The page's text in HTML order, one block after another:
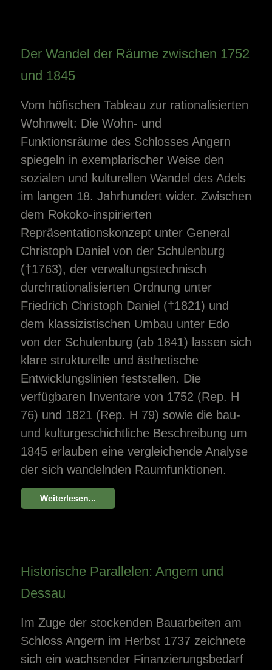
Der Wandel der Räume zwischen 1752
und 1845
Vom höfischen Tableau zur rationalisierten
Wohnwelt: Die Wohn- und
Funktionsräume des Schlosses Angern
spiegeln in exemplarischer Weise den
sozialen und kulturellen Wandel des Adels
im langen 18. Jahrhundert wider. Zwischen
dem Rokoko-inspirierten
Repräsentationskonzept unter General
Christoph Daniel von der Schulenburg
(†1763), der verwaltungstechnisch
durchrationalisierten Ordnung unter
Friedrich Christoph Daniel (†1821) und
dem klassizistischen Umbau unter Edo
von der Schulenburg (ab 1841) lassen sich
klare strukturelle und ästhetische
Entwicklungslinien feststellen. Die
verfügbaren Inventare von 1752 (Rep. H
76) und 1821 (Rep. H 79) sowie die bau-
und kulturgeschichtliche Beschreibung um
1845 erlauben eine vergleichende Analyse
der sich wandelnden Raumfunktionen.
Weiterlesen...
Historische Parallelen: Angern und
Dessau
Im Zuge der stockenden Bauarbeiten am
Schloss Angern im Herbst 1737 zeichnete
sich ein wachsender Finanzierungsbedarf